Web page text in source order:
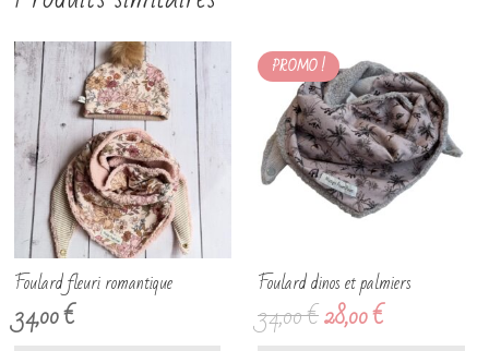
Foulard fleuri romantique
34,00€
PROMO !
Foulard dinos et palmiers
34,00€Le
28,00€Le